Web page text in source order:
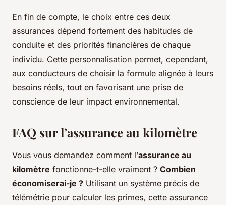
En fin de compte, le choix entre ces deux
assurances dépend fortement des habitudes de
conduite et des priorités financières de chaque
individu. Cette personnalisation permet, cependant,
aux conducteurs de choisir la formule alignée à leurs
besoins réels, tout en favorisant une prise de
conscience de leur impact environnemental.
FAQ sur l’assurance au kilomètre
Vous vous demandez comment l’assurance au
kilomètre fonctionne-t-elle vraiment ? Combien
économiserai-je ? Utilisant un système précis de
télémétrie pour calculer les primes, cette assurance